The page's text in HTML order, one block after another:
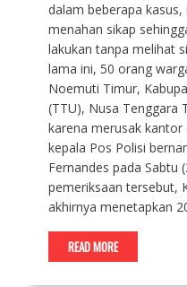
dalam beberapa
menahan sikap
lakukan tanpa melihat
lama ini, 50 orang
Noemuti Timur,
(TTU), Nusa Tenggara
karena merusak
kepala Pos Polisi
Fernandes pada Sabtu
pemeriksaan tersebut,
akhirnya menetapkan
READ MORE